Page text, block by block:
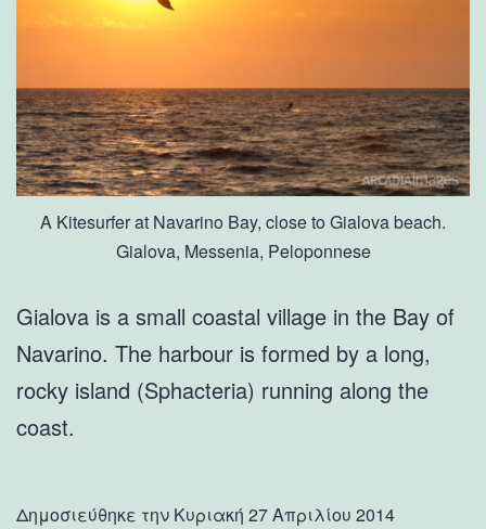
A Kitesurfer at Navarino Bay, close to Gialova beach.
Gialova, Messenia, Peloponnese
Gialova is a small coastal village in the Bay of
Navarino. The harbour is formed by a long,
rocky island (Sphacteria) running along the
coast.
Δημοσιεύθηκε την Κυριακή 27 Απριλίου 2014